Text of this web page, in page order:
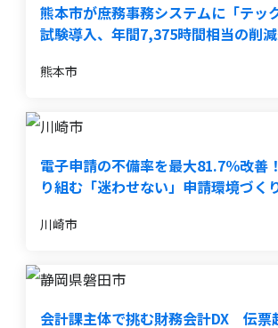
熊本市が庶務事務システムに「テッ
試験導入、年間7,375時間相当の削
熊本市
電子申請の不備率を最大81.7％改善
り組む「迷わせない」申請環境づく
川崎市
会計課主体で挑む財務会計DX 伝票